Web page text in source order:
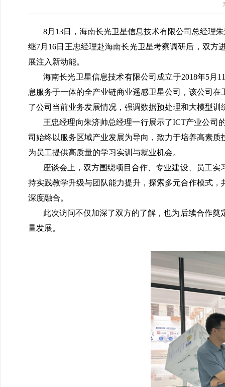
8月13日，海南长光卫星信息技术有限公司总经理
继7月16日王忠经理赴海南长光卫星考察调研后，双
展注入新动能。
海南长光卫星信息技术有限公司成立于2018年5月
息服务于一体的全产业链商业遥感卫星公司，该公司
了公司当前业务发展情况，强调数据预处理和大模型
王忠经理向朱济帅总经理一行展示了ICT产业公司
司始终以服务区域产业发展为导向，致力于培养高素
为员工提供高质量的学习实训与就业机会。
座谈会上，双方围绕项目合作、专业建设、员工
持实践教学升级与团队能力提升，探索多元合作模式
深度融合。
此次访问不仅加深了双方的了解，也为后续合作
量发展。